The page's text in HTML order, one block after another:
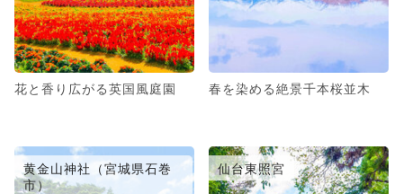
花と香り広がる英国風庭園 春を染める絶景千本桜並木
黄金山神社（宮城県石巻
市）
仙台東照宮